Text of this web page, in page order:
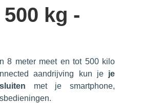
kg -
8 meter meet en tot 500 kilo
aandrijving kun je je
met je smartphone,